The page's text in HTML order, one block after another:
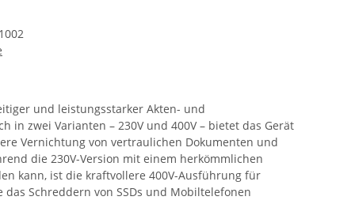
und leistungsstarker Akten- und
in zwei Varianten – 230V und 400V – bietet das Gerät
Vernichtung von vertraulichen Dokumenten und
die 230V-Version mit einem herkömmlichen
kann, ist die kraftvollere 400V-Ausführung für
Schreddern von SSDs und Mobiltelefonen